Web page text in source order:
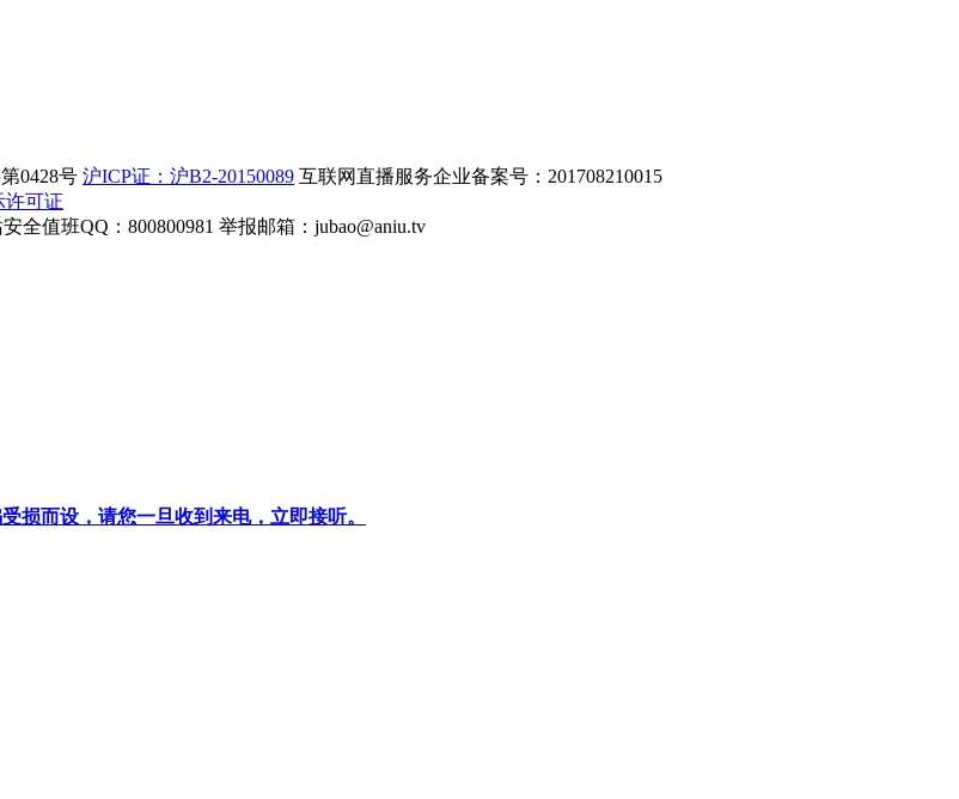
0428号 沪ICP证：沪B2-20150089 互联网直播服务企业备案号：201708210015
许可证
全值班QQ：800800981 举报邮箱： jubao@aniu.tv
损而设，请您一旦收到来电，立即接听。